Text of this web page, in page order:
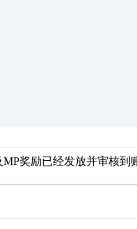
奖励已经发放并审核到